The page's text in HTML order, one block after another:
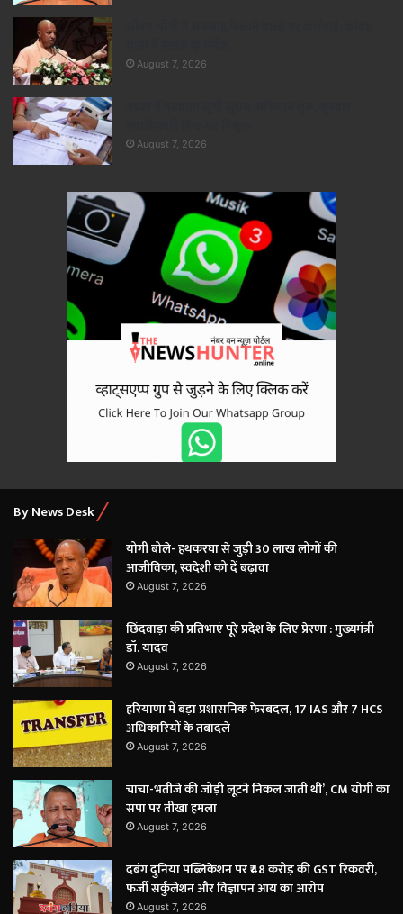
August 7, 2026
August 7, 2026
By News Desk
योगी बोले- हथकरघा से जुड़ी 30 लाख लोगों की
आजीविका, स्वदेशी को दें बढ़ावा
August 7, 2026
छिंदवाड़ा की प्रतिभाएं पूरे प्रदेश के लिए प्रेरणा : मुख्यमंत्री
डॉ. यादव
August 7, 2026
हरियाणा में बड़ा प्रशासनिक फेरबदल, 17 IAS और 7 HCS
अधिकारियों के तबादले
August 7, 2026
चाचा-भतीजे की जोड़ी लूटने निकल जाती थी’, CM योगी का
सपा पर तीखा हमला
August 7, 2026
दबंग दुनिया पब्लिकेशन पर ₹48 करोड़ की GST रिकवरी,
फर्जी सर्कुलेशन और विज्ञापन आय का आरोप
August 7, 2026